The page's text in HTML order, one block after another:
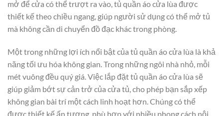
mở để cửa có thể trượt ra vào, tủ quần áo cửa lùa được
thiết kế theo chiều ngang, giúp người sử dụng có thể mở tủ
mà không cần di chuyển đồ đạc khác trong phòng.
Một trong những lợi ích nổi bật của tủ quần áo cửa lùa là khả
năng tối ưu hóa không gian. Trong những ngôi nhà nhỏ, mỗi
mét vuông đều quý giá. Việc lắp đặt tủ quần áo cửa lùa sẽ
giúp giảm bớt sự cản trở của cửa tủ, cho phép bạn sắp xếp
không gian bài trí một cách linh hoạt hơn. Chúng có thể
được thiết kế ấn tượng, phù hợp với nhiều phong cách nội